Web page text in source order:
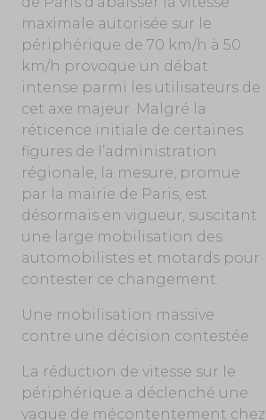
maximale autorisée sur le
périphérique de 70 km/h à 50
km/h provoque un débat
intense parmi les utilisateurs de
cet axe majeur. Malgré la
réticence initiale de certaines
figures de l’administration
régionale, la mesure, promue
par la mairie de Paris, est
désormais en vigueur, suscitant
une large mobilisation des
automobilistes et motards pour
contester ce changement.
Une mobilisation massive
contre une décision contestée
La réduction de vitesse sur le
périphérique a déclenché une
vague de mécontentement chez